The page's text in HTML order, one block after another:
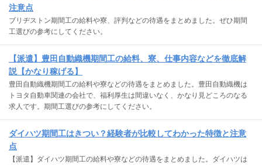
注意点
ブリヂストン期間工の給料や寮、評判などの待遇をまとめました。ぜひ期間
工選びの参考にしてください。
【派遣】豊田自動織機期間工の給料、寮、仕事内容などを徹底解
説【かなり稼げる】
豊田自動織機期間工の給料や寮などの待遇をまとめました。豊田自動織機は
トヨタ自動車関連の会社で、福利厚生は間違いなく、かなり見どころのなる
求人です。期間工選びの参考にしてください。
ダイハツ期間工はきつい？経験者が比較してわかった特徴と注意
点
【派遣】ダイハツ期間工の給料や寮などの待遇をまとめました。ダイハツは